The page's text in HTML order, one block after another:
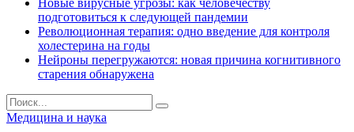
Новые вирусные угрозы: как человечеству
подготовиться к следующей пандемии
Революционная терапия: одно введение для контроля
холестерина на годы
Нейроны перегружаются: новая причина когнитивного
старения обнаружена
Медицина и наука